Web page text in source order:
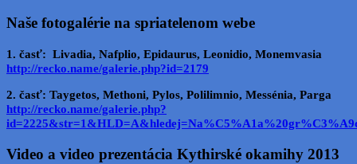
Naše fotogalérie na spriatelenom webe
1. časť: Livadia, Nafplio, Epidaurus, Leonidio, Monemvasia
http://recko.name/galerie.php?id=2179
2. časť: Taygetos, Methoni, Pylos, Polilimnio, Messénia, Parga
http://recko.name/galerie.php?
Video a video prezentácia Kythirské okamihy 2013